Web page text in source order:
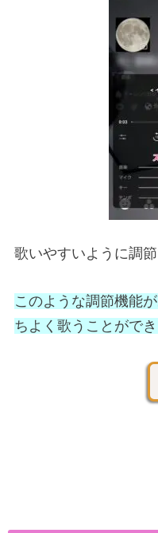
歌いやすいように調
このような調節機能
ちよく歌うことができ